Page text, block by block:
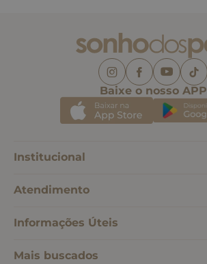
Baixe o nosso APP
Institucional
Atendimento
Informações Úteis
Mais buscados